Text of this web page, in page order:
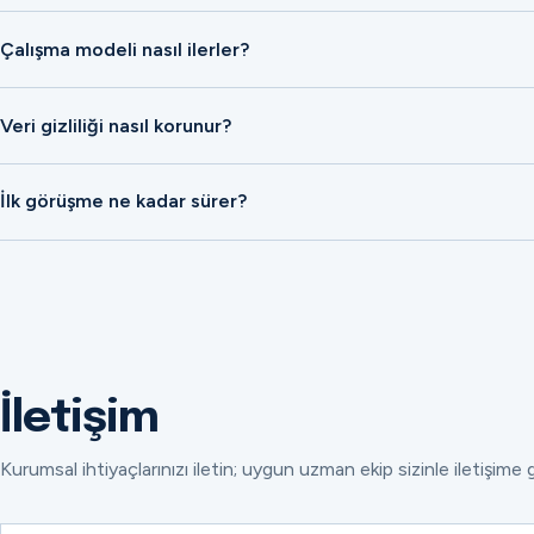
Çalışma modeli nasıl ilerler?
Veri gizliliği nasıl korunur?
İlk görüşme ne kadar sürer?
İletişim
Kurumsal ihtiyaçlarınızı iletin; uygun uzman ekip sizinle iletişime